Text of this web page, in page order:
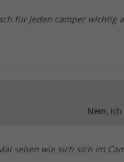
für jeden camper wichtig
Nein,
sehen wie sich sich im